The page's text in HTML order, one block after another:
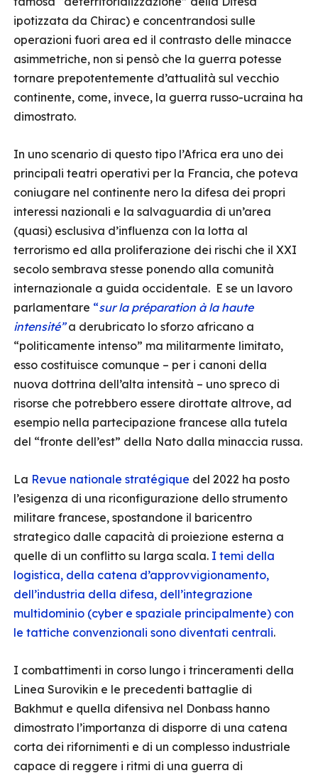
ipotizzata da Chirac) e concentrandosi sulle
operazioni fuori area ed il contrasto delle minacce
asimmetriche, non si pensò che la guerra potesse
tornare prepotentemente d’attualità sul vecchio
continente, come, invece, la guerra russo-ucraina ha
dimostrato.
In uno scenario di questo tipo l’Africa era uno dei
principali teatri operativi per la Francia, che poteva
coniugare nel continente nero la difesa dei propri
interessi nazionali e la salvaguardia di un’area
(quasi) esclusiva d’influenza con la lotta al
terrorismo ed alla proliferazione dei rischi che il XXI
secolo sembrava stesse ponendo alla comunità
internazionale a guida occidentale. E se un lavoro
parlamentare “sur la préparation à la haute
intensité”a derubricato lo sforzo africano a
“politicamente intenso” ma militarmente limitato,
esso costituisce comunque – per i canoni della
nuova dottrina dell’alta intensità – uno spreco di
risorse che potrebbero essere dirottate altrove, ad
esempio nella partecipazione francese alla tutela
del “fronte dell’est” della Nato dalla minaccia russa.
La Revue nationale stratégique del 2022 ha posto
l’esigenza di una riconfigurazione dello strumento
militare francese, spostandone il baricentro
strategico dalle capacità di proiezione esterna a
quelle di un conflitto su larga scala. I temi della
logistica, della catena d’approvvigionamento,
dell’industria della difesa, dell’integrazione
multidominio (cyber e spaziale principalmente) con
le tattiche convenzionali sono diventati centrali.
I combattimenti in corso lungo i trinceramenti della
Linea Surovikin e le precedenti battaglie di
Bakhmut e quella difensiva nel Donbass hanno
dimostrato l’importanza di disporre di una catena
corta dei rifornimenti e di un complesso industriale
capace di reggere i ritmi di una guerra di